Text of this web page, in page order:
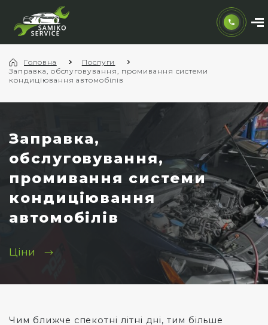
Головна
Послуги
Заправка, обслуговування, промивання системи
кондиціювання автомобілів
Заправка,
обслуговування,
промивання системи
кондиціювання
автомобілів
Ціни
Чим ближче спекотні літні дні, тим більше